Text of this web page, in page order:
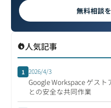
無料相談
人気記事
1 2026/4/3
Google Workspace ゲス
との安全な共同作業